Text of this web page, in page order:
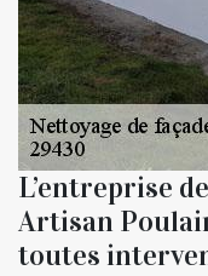
L’entreprise
Artisan
toutes